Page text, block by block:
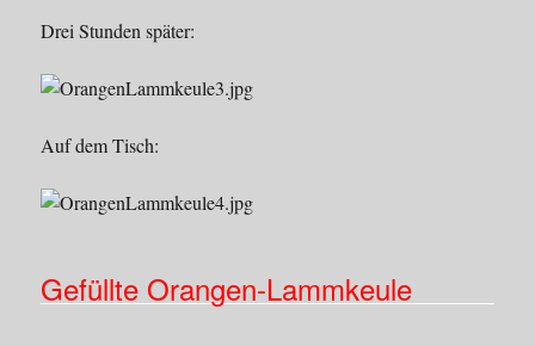
Drei Stunden später:
Auf dem Tisch:
Gefüllte Orangen-Lammkeule